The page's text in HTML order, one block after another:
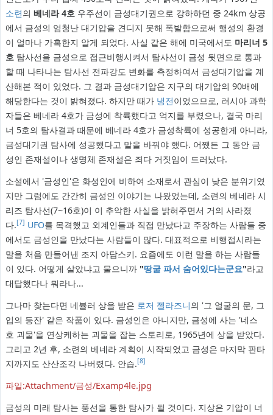
소련의 베네라 4호 우주선이 금성대기권으로 강하하던 중 24km 상공
에서 금성의 엄청난 대기압을 견디지 못해 폭발함으로써 행성의 환경
이 얼마나 가혹한지 알게 되었다. 사실 같은 해에 미국에서도 마리너 5
호 탐사선을 금성으로 접근비행시켜서 탐사선이 금성 뒷면으로 통과
할 때 나타나는 탐사선 전파강도 변화를 측정하여서 금성대기압을 계
산해본 적이 있었다. 그 결과 금성대기압은 지구의 대기압의 90배에
해당한다는 것이 밝혀졌다. 하지만 때가 냉전이었으므로, 러시아 과학
자들은 베네라 4호가 금성에 착륙했다고 억지를 부렸으나, 결국 마리
너 5호의 탐사결과 때문에 베네라 4호가 금성착륙에 성공한게 아니라,
금성대기권 탐사에 성공했다고 말을 바꿔야 했다. 어쨌든 그 동안 금
성인 존재설이나 생명체 존재설은 죄다 거짓임이 드러났다.
소설에서 '금성인'은 화성인에 비하여 소재로서 관심이 낮은 분위기였
지만 그럼에도 간간히 금성인 이야기는 나왔었는데, 소련의 베네라 시
리즈 탐사선(7~16호)이 이 추악한 사실을 밝혀주면서 거의 사라졌
다.[7] UFO를 목격했고 외계인들과 직접 만났다고 주장하는 사람들 중
에서도 금성인을 만났다는 사람들이 많다. 대표적으로 비행접시라는
말을 처음 만들어낸 조지 아담스키. 요즘에도 이런 말을 하는 사람들
이 있다. 어떻게 살았냐고 물으니까 "땅굴 파서 숨어있다는군요"라고
대답했다나 뭐라나...
그나마 찾는다면 네뷸러 상을 받은 로저 젤라즈니의 '그 얼굴의 문, 그
입의 등잔' 같은 작품이 있다. 금성인은 아니지만, 금성에 사는 '네스
호 괴물'을 연상케하는 괴물을 잡는 스토리로, 1965년에 상을 받았다.
그리고 2년 후, 소련의 베네라 계획이 시작되었고 금성은 마지막 판타
지까지도 산산조각 나버렸다. 안습.[8]
파일:Attachment/금성/Examp4le.jpg
금성의 미래 탐사는 풍선을 통한 탐사가 될 것이다. 지상은 기압이 너